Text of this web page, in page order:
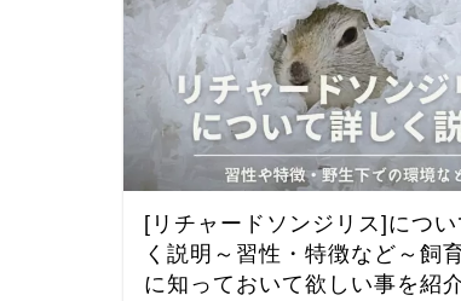
[リチャードソンジリス]につい
く説明～習性・特徴など～飼
に知っておいて欲しい事を紹